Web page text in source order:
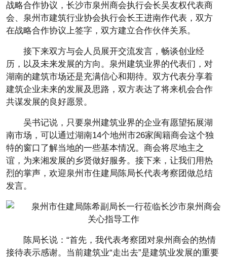
战略合作协议，长沙市泉州商会执行会长吴友权代表商
会、泉州市建筑行业协会执行会长王进南作代表，双方
在战略合作协议上签字，双方建立合作伙伴关系。
接下来双方与会人员展开交流发言，畅谈创业经
历，以及未来发展的方向。泉州建筑业界的代表们，对
湖南的建筑市场还是充满信心和期待。双方代表分享着
建筑企业未来的发展及思路，双方表达了将来机会合作
共谋发展的良好愿景。
吴书记说，只要泉州建筑业界的企业有愿望拓展湖
南市场，可以通过湖南14个地州市26家闽籍商会这个独
特的窗口了解当地的一些基本情况。商会将尽地主之
谊，为来湘发展的乡贤做好服务。接下来，让我们用热
烈的掌声，欢迎泉州市住建局陈局长代表考察团做总结
发言。
陈局长说：“首先，我代表考察团对泉州商会的热情
接待表示感谢。当前建筑业“走出去”是建筑业发展的重要